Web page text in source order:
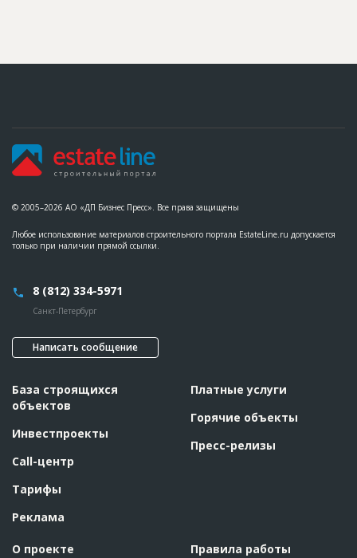
© 2005–2026 АО «ДП Бизнес Пресс». Все права защищены
Любое использование материалов строительного портала EstateLine.ru допускается
только при наличии прямой ссылки.
8 (812) 334-5971
Санкт-Петербург
Написать сообщение
База строящихся
объектов
Инвестпроекты
Call-центр
Тарифы
Реклама
О проекте
Платные услуги
Горячие объекты
Пресс-релизы
Правила работы